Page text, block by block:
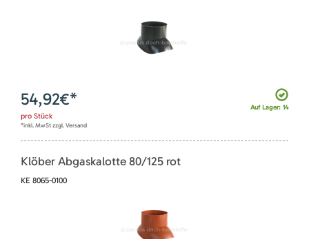
Auf Lager: 14
54,92€*
pro Stück
*inkl. MwSt zzgl. Versand
Klöber Abgaskalotte 80/125 rot
KE 8065-0100